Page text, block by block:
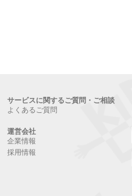
サービスに関するご質問・ご相談
よくあるご質問
運営会社
企業情報
採用情報